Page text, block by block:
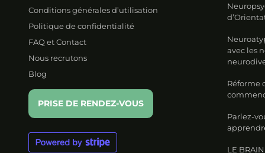
Conditions générales d’utilisation
Politique de confidentialité
FAQ et Contact
Nous recrutons
Blog
PRISE DE RENDEZ-VOUS
avec les
Réforme
Parlez-
LE